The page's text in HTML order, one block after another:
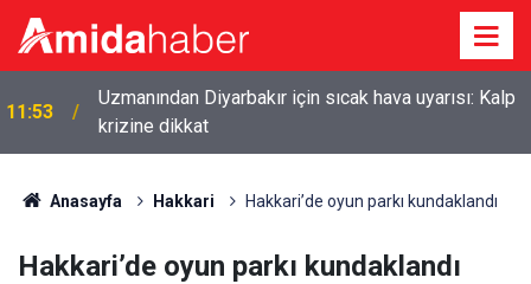
11:53
Uzmanından Diyarbakır için sıcak hava uyarısı: Kalp
krizine dikkat
Anasayfa Hakkari Hakkari’de oyun parkı kundaklandı
Hakkari’de oyun parkı kundaklandı